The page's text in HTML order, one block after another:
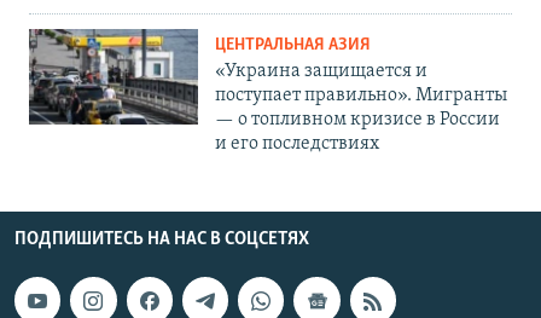
ЦЕНТРАЛЬНАЯ АЗИЯ
«Украина защищается и
поступает правильно». Мигранты
— о топливном кризисе в России
и его последствиях
ПОДПИШИТЕСЬ НА НАС В СОЦСЕТЯХ